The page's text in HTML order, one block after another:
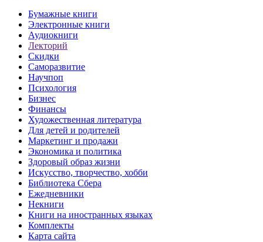
Бумажные книги
Электронные книги
Аудиокниги
Лекторий
Скидки
Саморазвитие
Научпоп
Психология
Бизнес
Финансы
Художественная литература
Для детей и родителей
Маркетинг и продажи
Экономика и политика
Здоровый образ жизни
Искусство, творчество, хобби
Библиотека Сбера
Ежедневники
Некниги
Книги на иностранных языках
Комплекты
Карта сайта